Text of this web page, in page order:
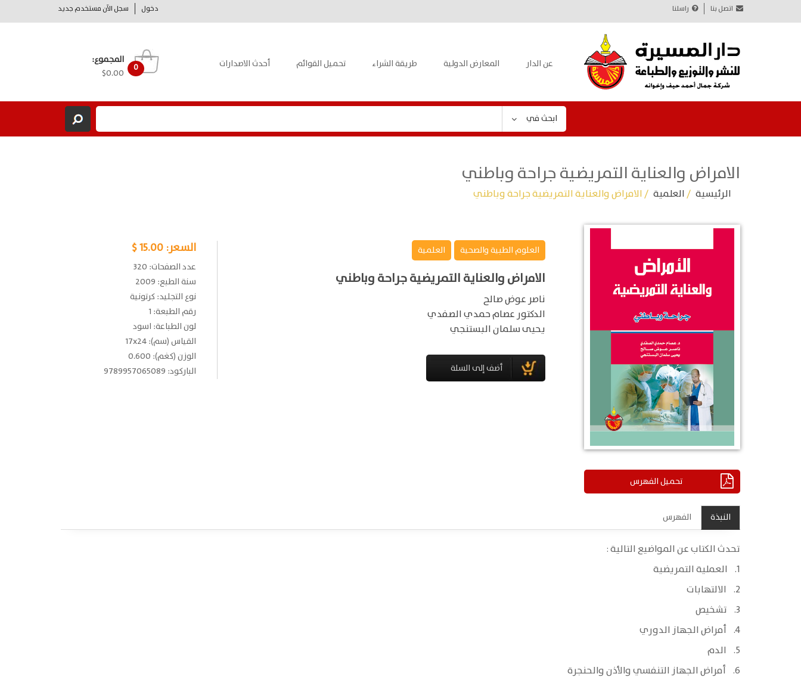
دخول سجل الآن مستخدم جديد اتصل بنا راسلنا
عن الدار المعارض الدولية طريقة الشراء تحميل القوائم أحدث الاصدارات 0
المجموع:
$0.00
ابحث في
الامراض والعناية التمريضية جراحة وباطني
الرئيسية /العلمية / الامراض والعناية التمريضية جراحة وباطني
تحميل الفهرس
العلوم الطبية والصحية العلمية
الامراض والعناية التمريضية جراحة وباطني
ناصر عوض صالح
الدكتور عصام حمدي الصفدي
يحيى سلمان البستنجي
السعر:15.00 $
عدد الصفحات: 320
سنة الطبع: 2009
نوع التجليد: كرتونية
رقم الطبعة: 1
لون الطباعة: اسود
القياس (سم): 17x24
الوزن (كغم): 0.600
الباركود: 9789957065089
النبذة الفهرس
تحدث الكتاب عن المواضيع التالية :
1. العملية التمريضية
2. الالتهابات
3. تشخيص
4. أمراض الجهاز الدوري
5. الدم
6. أمراض الجهاز التنفسي والأذن والحنجرة